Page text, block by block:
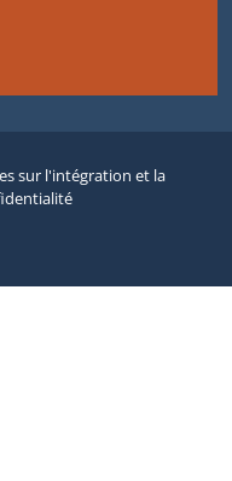
sur l'intégration et la